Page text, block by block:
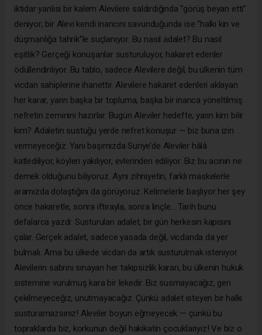
iktidar yanlısı bir kalem Alevilere saldırdığında “görüş beyan etti”
deniyor; bir Alevi kendi inancını savunduğunda ise “halkı kin ve
düşmanlığa tahrik”le suçlanıyor. Bu nasıl adalet? Bu nasıl
eşitlik? Gerçeği konuşanlar susturuluyor, hakaret edenler
ödüllendiriliyor. Bu tablo, sadece Alevilere değil, bu ülkenin tüm
vicdan sahiplerine ihanettir. Alevilere hakaret edenleri aklayan
her karar, yarın başka bir topluma, başka bir inanca yöneltilmiş
nefretin zeminini hazırlar. Bugün Aleviler hedefte, yarın kim bilir
kim? Adaletin sustuğu yerde nefret konuşur — biz buna izin
vermeyeceğiz. Yanı başımızda Suriye’de Aleviler hâlâ
katlediliyor, köyleri yakılıyor, evlerinden ediliyor. Biz bu acının ne
demek olduğunu biliyoruz. Aynı zihniyetin, farklı maskelerle
aramızda dolaştığını da görüyoruz. Kelimelerle başlıyor her şey
önce hakaretle, sonra iftirayla, sonra linçle... Tarih bunu
defalarca yazdı: Susturulan adalet, bir gün herkesin kapısını
çalar. Gerçek adalet, sadece yasada değil, vicdanda da yer
bulmalı. Ama bu ülkede vicdan da artık susturulmak isteniyor.
Alevilerin sabrını sınayan her takipsizlik kararı, bu ülkenin hukuk
sistemine vurulmuş kara bir lekedir. Biz susmayacağız, geri
çekilmeyeceğiz, unutmayacağız. Çünkü adalet isteyen bir halkı
susturamazsınız! Aleviler boyun eğmeyecek — çünkü bu
topraklarda biz, korkunun değil hakikatin çocuklarıyız! Ve biz o